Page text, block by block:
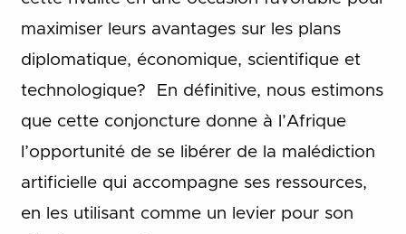
maximiser leurs avantages sur les plans
diplomatique, économique, scientifique et
technologique? En définitive, nous estimons
que cette conjoncture donne à l’Afrique
l’opportunité de se libérer de la malédiction
artificielle qui accompagne ses ressources,
en les utilisant comme un levier pour son